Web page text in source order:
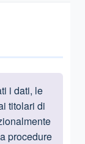
i dati, le
titolari di
procedure